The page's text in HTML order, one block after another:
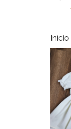
Início